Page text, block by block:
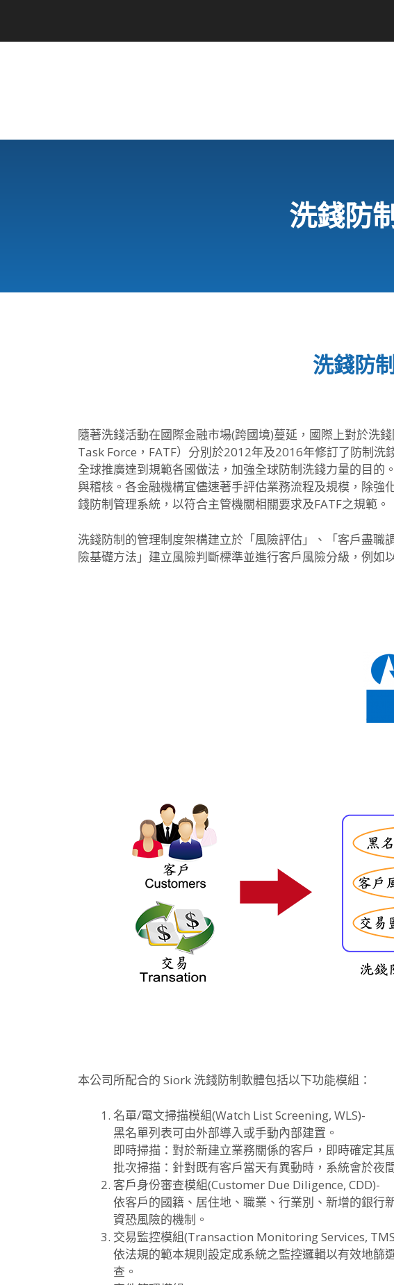
洗錢防
洗錢防
隨著洗錢活動在國際金融市場(跨國境)蔓延，國際上對於洗
Task Force，FATF）分別於2012年及2016年修訂了防制
全球推廣達到規範各國做法，加強全球防制洗錢力量的目
與稽核。各金融機構宜儘速著手評估業務流程及規模，除強
錢防制管理系統，以符合主管機關相關要求及FATF之規範。
洗錢防制的管理制度架構建立於「風險評估」、「客戶盡職
險基礎方法」建立風險判斷標準並進行客戶風險分級，例如
本公司所配合的 Siork 洗錢防制軟體包括以下功能模組：
名單/電文掃描模組(Watch List Screening, WLS)-
黑名單列表可由外部導入或手動內部建置。
即時掃描：對於新建立業務關係的客戶，即時確定其
批次掃描：針對既有客戶當天有異動時，系統會於夜
客戶身份審查模組(Customer Due Diligence, CDD)-
依客戶的國籍、居住地、職業、行業別、新增的銀行
資恐風險的機制。
交易監控模組(Transaction Monitoring Services,
依法規的範本規則設定成系統之監控邏輯以有效地篩
查。